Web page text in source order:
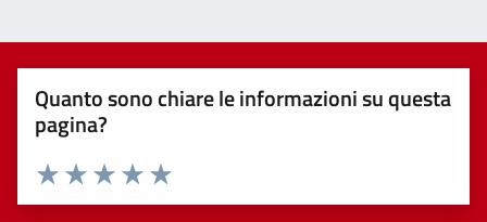
Quanto sono chiare le informazioni su questa
pagina?
Valuta 5 stelle su 5
Valuta 4 stelle su 5
Valuta 3 stelle su 5
Valuta 2 stelle su 5
Valuta 1 stelle su 5